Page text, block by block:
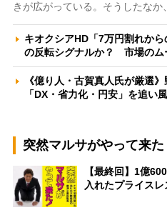
きが広がっている。そうしたなか
キオクシアHD「7万円割れか
の反転シグナルか？ 市場の
《億り人・古賀真人氏が厳選
「DX・省力化・円安」を追い
突然マルサがやって来た
【最終回】1億
入れたプライス